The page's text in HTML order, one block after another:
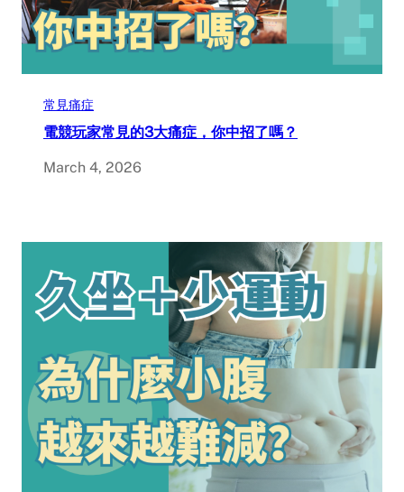
常見痛症
電競玩家常見的3大痛症，你中招了嗎？
March 4, 2026